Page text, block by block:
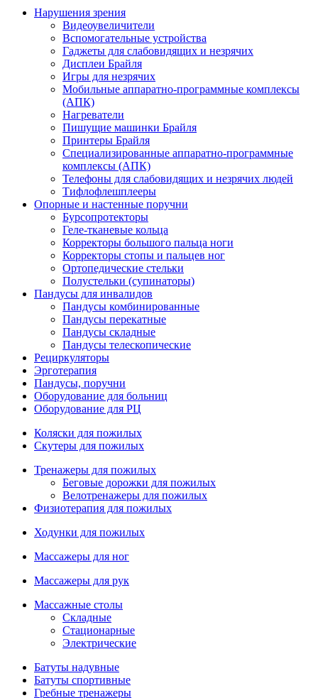
Нарушения зрения
Видеоувеличители
Вспомогательные устройства
Гаджеты для слабовидящих и незрячих
Дисплеи Брайля
Игры для незрячих
Мобильные аппаратно-программные комплексы
(АПК)
Нагреватели
Пишущие машинки Брайля
Принтеры Брайля
Специализированные аппаратно-программные
комплексы (АПК)
Телефоны для слабовидящих и незрячих людей
Тифлофлешплееры
Опорные и настенные поручни
Бурсопротекторы
Геле-тканевые кольца
Корректоры большого пальца ноги
Корректоры стопы и пальцев ног
Ортопедические стельки
Полустельки (супинаторы)
Пандусы для инвалидов
Пандусы комбинированные
Пандусы перекатные
Пандусы складные
Пандусы телескопические
Рециркуляторы
Эрготерапия
Пандусы, поручни
Оборудование для больниц
Оборудование для РЦ
Коляски для пожилых
Скутеры для пожилых
Тренажеры для пожилых
Беговые дорожки для пожилых
Велотренажеры для пожилых
Физиотерапия для пожилых
Ходунки для пожилых
Массажеры для ног
Массажеры для рук
Массажные столы
Складные
Стационарные
Электрические
Батуты надувные
Батуты спортивные
Гребные тренажеры